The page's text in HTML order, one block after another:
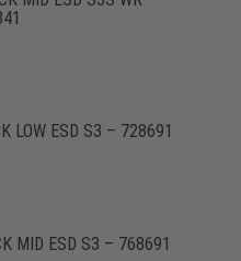
LOW ESD S3 – 728691
MID ESD S3 – 768691